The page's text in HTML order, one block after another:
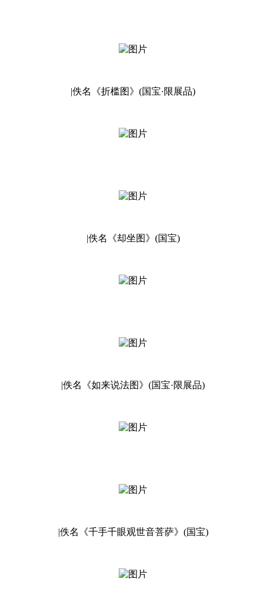
|佚名《折槛图》(国宝·限展品)
|佚名《却坐图》(国宝)
|佚名《如来说法图》(国宝·限展品)
|佚名《千手千眼观世音菩萨》(国宝)